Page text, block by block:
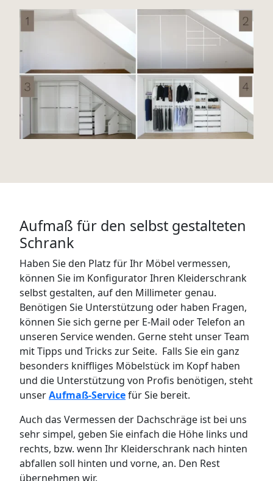
Aufmaß für den selbst gestalteten
Schrank
Haben Sie den Platz für Ihr Möbel vermessen,
können Sie im Konfigurator Ihren Kleiderschrank
selbst gestalten, auf den Millimeter genau.
Benötigen Sie Unterstützung oder haben Fragen,
können Sie sich gerne per E-Mail oder Telefon an
unseren Service wenden. Gerne steht unser Team
mit Tipps und Tricks zur Seite. Falls Sie ein ganz
besonders kniffliges Möbelstück im Kopf haben
und die Unterstützung von Profis benötigen, steht
unserAufmaß-Servicefür Sie bereit.
Auch das Vermessen der Dachschräge ist bei uns
sehr simpel, geben Sie einfach die Höhe links und
rechts, bzw. wenn Ihr Kleiderschrank nach hinten
abfallen soll hinten und vorne, an. Den Rest
übernehmen wir.